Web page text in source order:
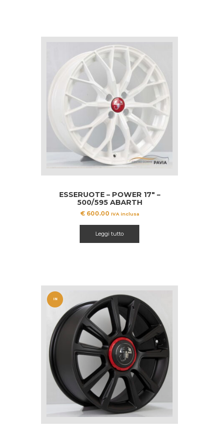
ESSERUOTE – POWER 17″ –
500/595 ABARTH
€600.00 IVA inclusa
Leggi tutto
IN
A!